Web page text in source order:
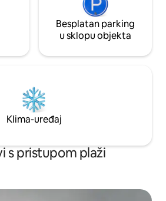
Besplatan parking
u sklopu objekta
Klima-uređaj
s pristupom plaži